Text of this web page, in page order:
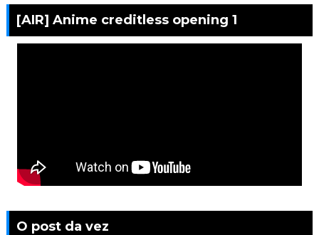
[AIR] Anime creditless opening 1
O post da vez